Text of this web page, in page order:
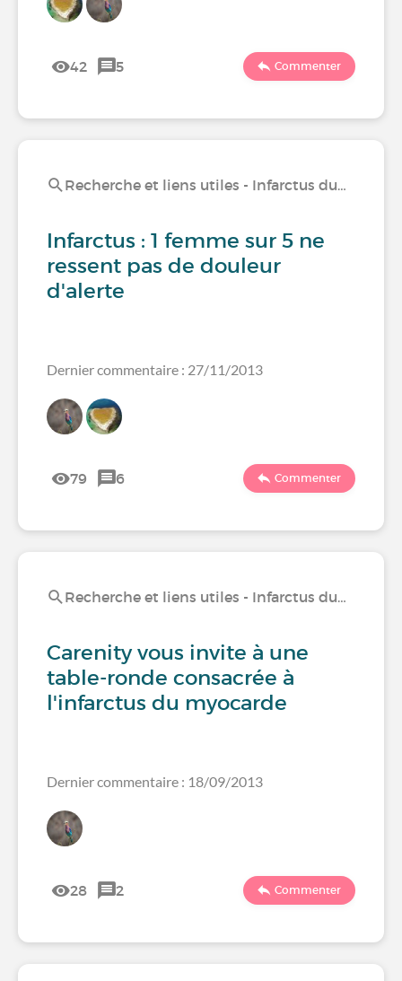
42 5 Commenter
Recherche et liens utiles - Infarctus du…
Infarctus : 1 femme sur 5 ne
ressent pas de douleur
d'alerte
Dernier commentaire : 27/11/2013
79 6 Commenter
Recherche et liens utiles - Infarctus du…
Carenity vous invite à une
table-ronde consacrée à
l'infarctus du myocarde
Dernier commentaire : 18/09/2013
28 2 Commenter